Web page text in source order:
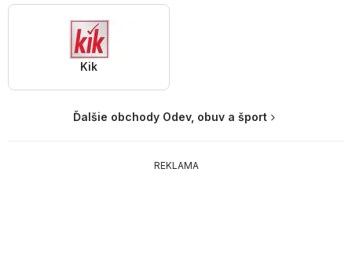
Kik
Ďalšie obchody Odev, obuv a šport
REKLAMA